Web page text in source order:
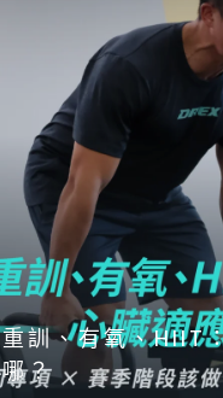
重訓、有氧、HIIT
哪？